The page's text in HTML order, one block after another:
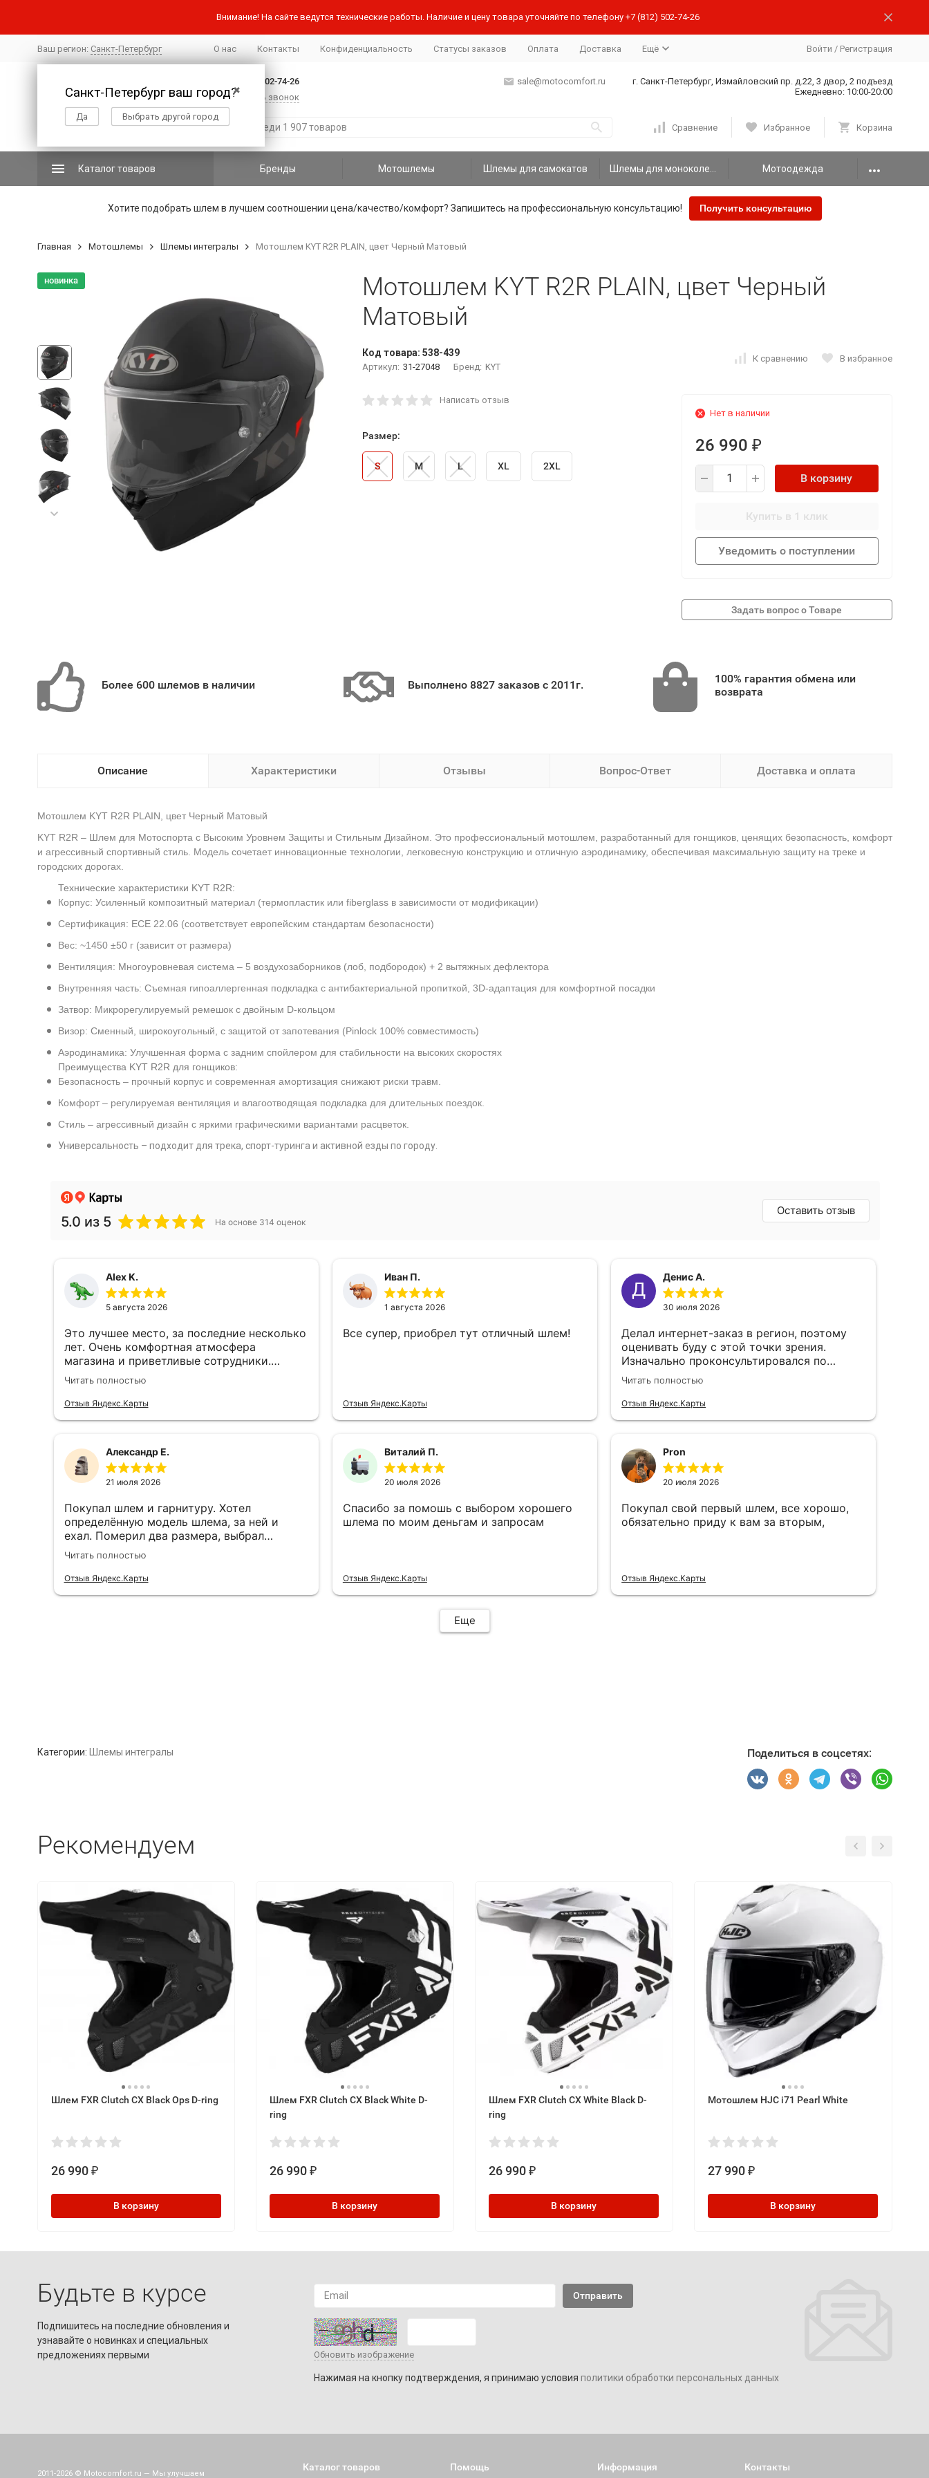
Внимание! На сайте ведутся технические работы. Наличие и цену товара уточняйте по телефону +7 (812) 502-74-26
Ваш регион: Санкт-Петербург
✖
Санкт-Петербург ваш город?
Да Выбрать другой город
О нас Контакты Конфиденциальность Статусы заказов Оплата Доставка Ещё Войти / Регистрация
+7 (812) 502-74-26
Заказать звонок
sale@motocomfort.ru
г. Санкт-Петербург, Измайловский пр. д.22, 3 двор, 2 подъезд
Ежедневно: 10:00-20:00
Сравнение Избранное Корзина
Каталог товаров Бренды Мотошлемы Шлемы для самокатов Мотоодежда
Хотите подобрать шлем в лучшем соотношении цена/качество/комфорт? Запишитесь на профессиональную консультацию! Получить консультацию
Главная Мотошлемы Шлемы интегралы Мотошлем KYT R2R PLAIN, цвет Черный Матовый
новинка
Мотошлем KYT R2R PLAIN, цвет Черный
Матовый
Код товара: 538-439
Артикул: 31-27048 Бренд: KYT
К сравнению В избранное
Написать отзыв
Размер:
S M L XL 2XL
Нет в наличии
26 990 ₽
В корзину
Купить в 1 клик
Уведомить о поступлении
Более 600 шлемов в наличии Выполнено 8827 заказов с 2011г.
100% гарантия обмена или
возврата
Описание Характеристики Отзывы Вопрос-Ответ Доставка и оплата
Мотошлем KYT R2R PLAIN, цвет Черный Матовый
KYT R2R – Шлем для Мотоспорта с Высоким Уровнем Защиты и Стильным Дизайном. Это профессиональный мотошлем, разработанный для гонщиков, ценящих безопасность, комфорт
и агрессивный спортивный стиль. Модель сочетает инновационные технологии, легковесную конструкцию и отличную аэродинамику, обеспечивая максимальную защиту на треке и
городских дорогах.
Технические характеристики KYT R2R:
Корпус: Усиленный композитный материал (термопластик или fiberglass в зависимости от модификации)
Сертификация: ECE 22.06 (соответствует европейским стандартам безопасности)
Вес: ~1450 ±50 г (зависит от размера)
Вентиляция: Многоуровневая система – 5 воздухозаборников (лоб, подбородок) + 2 вытяжных дефлектора
Внутренняя часть: Съемная гипоаллергенная подкладка с антибактериальной пропиткой, 3D-адаптация для комфортной посадки
Затвор: Микрорегулируемый ремешок с двойным D-кольцом
Визор: Сменный, широкоугольный, с защитой от запотевания (Pinlock 100% совместимость)
Аэродинамика: Улучшенная форма с задним спойлером для стабильности на высоких скоростях
Преимущества KYT R2R для гонщиков:
Безопасность – прочный корпус и современная амортизация снижают риски травм.
Комфорт – регулируемая вентиляция и влагоотводящая подкладка для длительных поездок.
Стиль – агрессивный дизайн с яркими графическими вариантами расцветок.
Универсальность – подходит для трека, спорт-туринга и активной езды по городу.
Категории: Шлемы интегралы Поделиться в соцсетях:
Рекомендуем
Шлем FXR Clutch CX Black Ops D-ring
26 990 ₽
В корзину
Шлем FXR Clutch CX Black White D-
ring
26 990 ₽
В корзину
Шлем FXR Clutch CX White Black D-
ring
26 990 ₽
В корзину
Мотошлем HJC i71 Pearl White
27 990 ₽
В корзину
Будьте в курсе
Подпишитесь на последние обновления и
узнавайте о новинках и специальных
предложениях первыми
Обновить изображение
Нажимая на кнопку подтверждения, я принимаю условия политики обработки персональных данных
2011-2026 © Motocomfort.ru — Мы улучшаем
Каталог товаров Помощь Информация Контакты